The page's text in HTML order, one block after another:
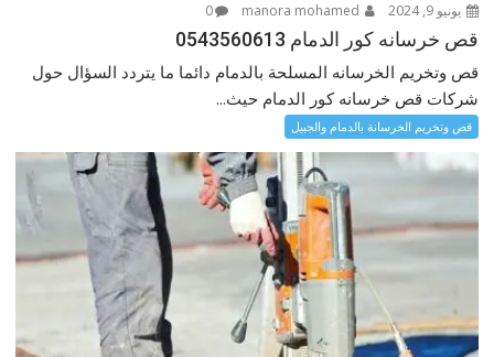
يونيو 9, 2024 0
قص خرسانه كور الدمام 0543560613
قص وتخريم الخرسانه المسلحة بالدمام دائما ما يتردد السؤال حول
شركات قص خرسانه كور الدمام حيث...
قص وتخريم الخرسانة بالدمام والجبيل